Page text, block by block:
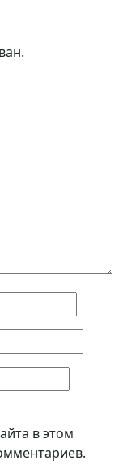
в этом